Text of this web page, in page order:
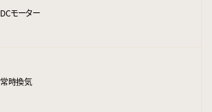
DCモーター
常時換気